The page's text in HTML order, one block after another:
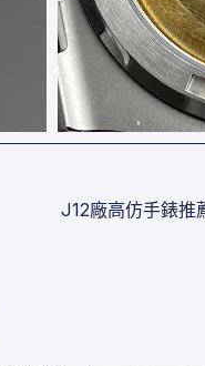
J12廠高仿手錶